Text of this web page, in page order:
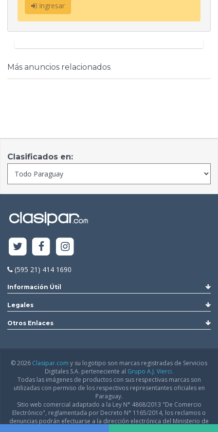
Ingresar
Más anuncios relacionados
Clasificados en:
(595 21) 414 1690
Información Útil
Legales
Otros Enlaces
© 2026 Clasipar.com y su logotipo son marcas registradas de Servicios
Digitales S.A. perteneciente al Grupo A.J. Vierci.
Todas las imágenes de productos con sus respectivas marcas son
utilizadas con permiso de los respectivos representantes oficiales en
Paraguay.
Sitio web comercial adaptado a la Ley N° 4868/2013 "De Comercio
Electrónico", reglamentada por Decreto N° 1165/2014, los reclamos o
denuncias podrán efectuarse a la dirección electrónica del Ministerio de